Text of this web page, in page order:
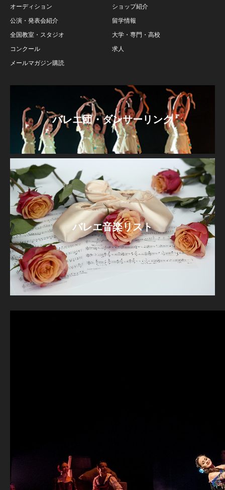
オーディション
公演・発表会紹介
全国教室・スタジオ
コンクール
メールマガジン購読
ショップ紹介
留学情報
大学・専門・高校
求人
バレエ団・ダンサーリンク
バレエ音楽リスト